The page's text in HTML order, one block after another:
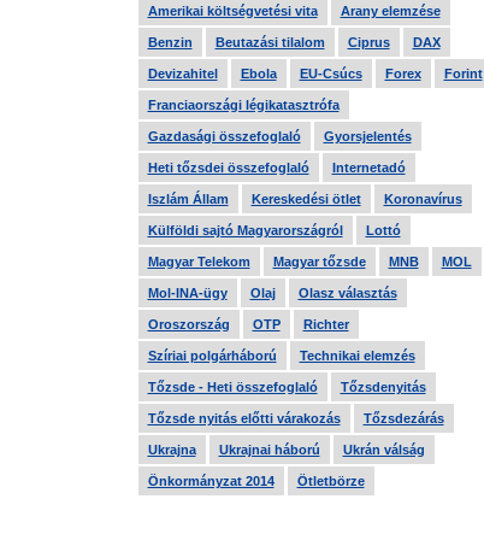
Amerikai költségvetési vita Arany elemzése
Benzin Beutazási tilalom Ciprus DAX
Devizahitel Ebola EU-Csúcs Forex Forint
Franciaországi légikatasztrófa
Gazdasági összefoglaló Gyorsjelentés
Heti tőzsdei összefoglaló Internetadó
Iszlám Állam Kereskedési ötlet Koronavírus
Külföldi sajtó Magyarországról Lottó
Magyar Telekom Magyar tőzsde MNB MOL
Mol-INA-ügy Olaj Olasz választás
Oroszország OTP Richter
Szíriai polgárháború Technikai elemzés
Tőzsde - Heti összefoglaló Tőzsdenyitás
Tőzsde nyitás előtti várakozás Tőzsdezárás
Ukrajna Ukrajnai háború Ukrán válság
Önkormányzat 2014 Ötletbörze